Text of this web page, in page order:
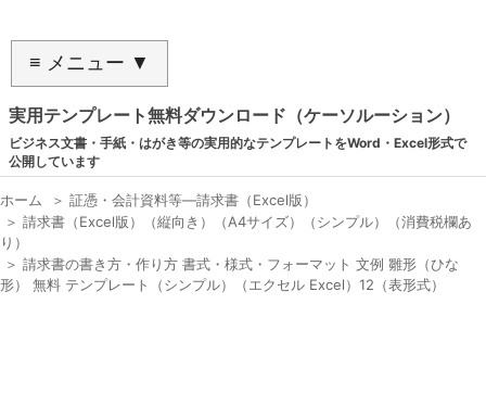
≡ メニュー ▼
実用テンプレート無料ダウンロード（ケーソルーション）
ビジネス文書・手紙・はがき等の実用的なテンプレートをWord・Excel形式で
公開しています
ホーム ＞ 証憑・会計資料等―請求書（Excel版）
＞ 請求書（Excel版）（縦向き）（A4サイズ）（シンプル）（消費税欄あ
り）
＞ 請求書の書き方・作り方 書式・様式・フォーマット 文例 雛形（ひな
形） 無料 テンプレート（シンプル）（エクセル Excel）12（表形式）